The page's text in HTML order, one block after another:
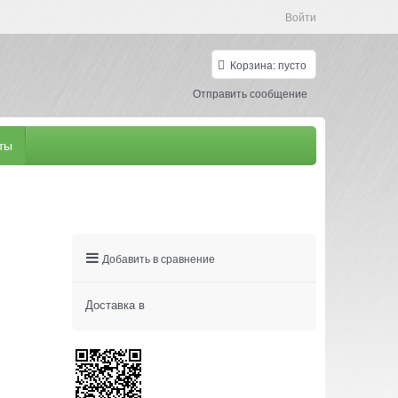
Войти
Корзина:пусто
Отправить сообщение
Добавить в сравнение
Доставка в